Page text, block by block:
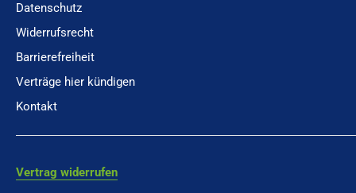
Datenschutz
Widerrufsrecht
Barrierefreiheit
Verträge hier kündigen
Kontakt
Vertrag widerrufen